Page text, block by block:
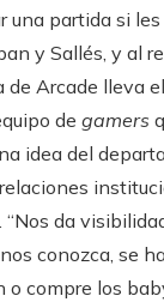
una partida si
y Sallés, y al
de Arcade lleva
de gamers
idea del
“Nos da
conozca, se
o compre los